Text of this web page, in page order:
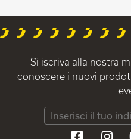
Si iscriva alla nostra
conoscere i nuovi